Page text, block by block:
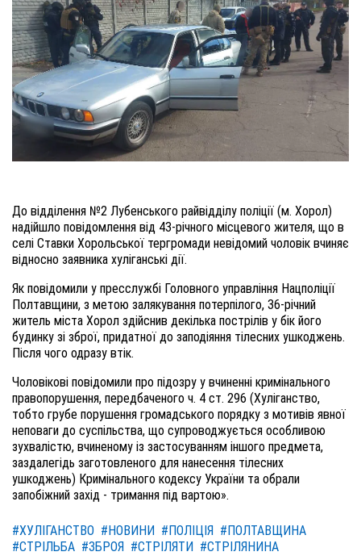
До відділення №2 Лубенського райвідділу поліції (м. Хорол)
надійшло повідомлення від 43-річного місцевого жителя, що в
селі Ставки Хорольської тергромади невідомий чоловік вчиняє
відносно заявника хуліганські дії.
Як повідомили у пресслужбі Головного управління Нацполіції
Полтавщини, з метою залякування потерпілого, 36-річний
житель міста Хорол здійснив декілька пострілів у бік його
будинку зі зброї, придатної до заподіяння тілесних ушкоджень.
Після чого одразу втік.
Чоловікові повідомили про підозру у вчиненні кримінального
правопорушення, передбаченого ч. 4 ст. 296 (Хуліганство,
тобто грубе порушення громадського порядку з мотивів явної
неповаги до суспільства, що супроводжується особливою
зухвалістю, вчиненому із застосуванням іншого предмета,
заздалегідь заготовленого для нанесення тілесних
ушкоджень) Кримінального кодексу України та обрали
запобіжний захід - тримання під вартою».
#ХУЛІГАНСТВО #НОВИНИ #ПОЛІЦІЯ #ПОЛТАВЩИНА
#СТРІЛЬБА #ЗБРОЯ #СТРІЛЯТИ #СТРІЛЯНИНА